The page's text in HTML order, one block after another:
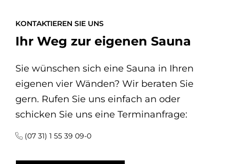
KONTAKTIEREN SIE UNS
Ihr Weg zur eigenen Sauna
Sie wünschen sich eine Sauna in Ihren
eigenen vier Wänden? Wir beraten Sie
gern. Rufen Sie uns einfach an oder
schicken Sie uns eine Terminanfrage:
(07 31) 1 55 39 09-0